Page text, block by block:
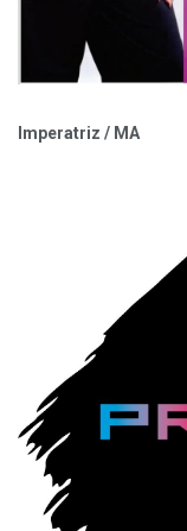
Imperatriz / MA